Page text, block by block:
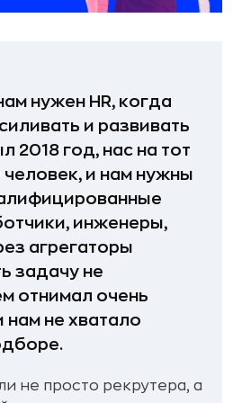
нужен HR, когда
и развивать
2018 год, нас на тот
и нам нужны
инженеры,
агрегаторы
задачу не
отнимал очень
нам не хватало
не просто рекрутера, а